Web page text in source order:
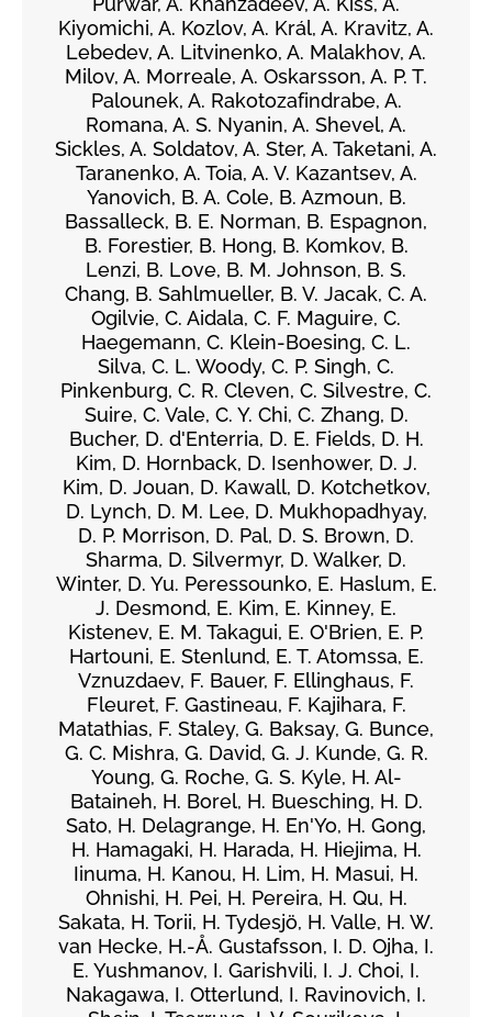
Kiyomichi, A. Kozlov, A. Král, A. Kravitz, A.
Lebedev, A. Litvinenko, A. Malakhov, A.
Milov, A. Morreale, A. Oskarsson, A. P. T.
Palounek, A. Rakotozafindrabe, A.
Romana, A. S. Nyanin, A. Shevel, A.
Sickles, A. Soldatov, A. Ster, A. Taketani, A.
Taranenko, A. Toia, A. V. Kazantsev, A.
Yanovich, B. A. Cole, B. Azmoun, B.
Bassalleck, B. E. Norman, B. Espagnon,
B. Forestier, B. Hong, B. Komkov, B.
Lenzi, B. Love, B. M. Johnson, B. S.
Chang, B. Sahlmueller, B. V. Jacak, C. A.
Ogilvie, C. Aidala, C. F. Maguire, C.
Haegemann, C. Klein-Boesing, C. L.
Silva, C. L. Woody, C. P. Singh, C.
Pinkenburg, C. R. Cleven, C. Silvestre, C.
Suire, C. Vale, C. Y. Chi, C. Zhang, D.
Bucher, D. d'Enterria, D. E. Fields, D. H.
Kim, D. Hornback, D. Isenhower, D. J.
Kim, D. Jouan, D. Kawall, D. Kotchetkov,
D. Lynch, D. M. Lee, D. Mukhopadhyay,
D. P. Morrison, D. Pal, D. S. Brown, D.
Sharma, D. Silvermyr, D. Walker, D.
Winter, D. Yu. Peressounko, E. Haslum, E.
J. Desmond, E. Kim, E. Kinney, E.
Kistenev, E. M. Takagui, E. O'Brien, E. P.
Hartouni, E. Stenlund, E. T. Atomssa, E.
Vznuzdaev, F. Bauer, F. Ellinghaus, F.
Fleuret, F. Gastineau, F. Kajihara, F.
Matathias, F. Staley, G. Baksay, G. Bunce,
G. C. Mishra, G. David, G. J. Kunde, G. R.
Young, G. Roche, G. S. Kyle, H. Al-
Bataineh, H. Borel, H. Buesching, H. D.
Sato, H. Delagrange, H. En'Yo, H. Gong,
H. Hamagaki, H. Harada, H. Hiejima, H.
Iinuma, H. Kanou, H. Lim, H. Masui, H.
Ohnishi, H. Pei, H. Pereira, H. Qu, H.
Sakata, H. Torii, H. Tydesjö, H. Valle, H. W.
van Hecke, H.-Å. Gustafsson, I. D. Ojha, I.
E. Yushmanov, I. Garishvili, I. J. Choi, I.
Nakagawa, I. Otterlund, I. Ravinovich, I.